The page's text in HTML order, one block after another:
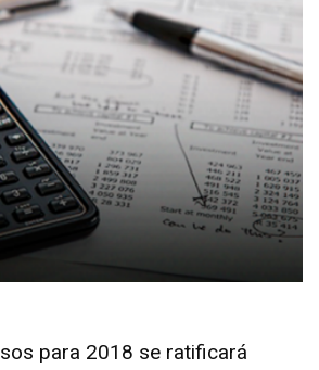
para 2018 se ratificará